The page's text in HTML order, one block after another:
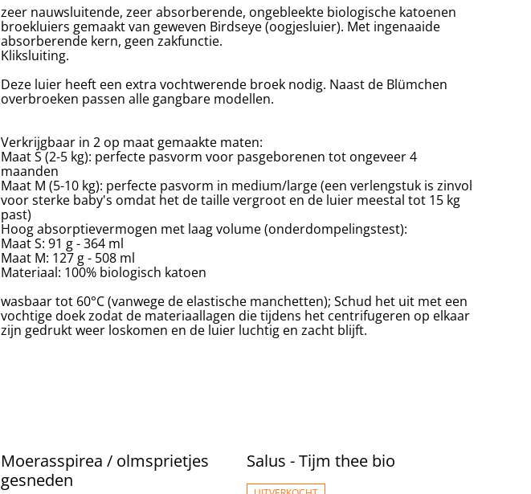
zeer nauwsluitende, zeer absorberende, ongebleekte biologische katoenen
broekluiers gemaakt van geweven Birdseye (oogjesluier). Met ingenaaide
absorberende kern, geen zakfunctie.
Kliksluiting.
Deze luier heeft een extra vochtwerende broek nodig. Naast de Blümchen
overbroeken passen alle gangbare modellen.
Verkrijgbaar in 2 op maat gemaakte maten:
Maat S (2-5 kg): perfecte pasvorm voor pasgeborenen tot ongeveer 4
maanden
Maat M (5-10 kg): perfecte pasvorm in medium/large (een verlengstuk is zinvol
voor sterke baby's omdat het de taille vergroot en de luier meestal tot 15 kg
past)
Hoog absorptievermogen met laag volume (onderdompelingstest):
Maat S: 91 g - 364 ml
Maat M: 127 g - 508 ml
Materiaal: 100% biologisch katoen
wasbaar tot 60°C (vanwege de elastische manchetten); Schud het uit met een
vochtige doek zodat de materiaallagen die tijdens het centrifugeren op elkaar
zijn gedrukt weer loskomen en de luier luchtig en zacht blijft.
Moerasspirea / olmsprietjes
gesneden
Salus - Tijm thee bio